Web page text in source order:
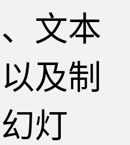
文本
及制
灯